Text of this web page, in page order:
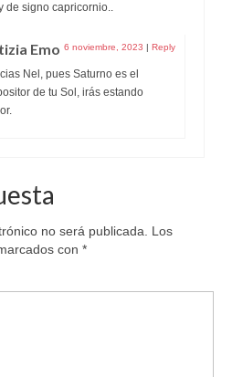
de signo capricornio..
Emo 6 noviembre, 2023 | Reply
Nel, pues Saturno es el
de tu Sol, irás estando
no será publicada. Los
con *